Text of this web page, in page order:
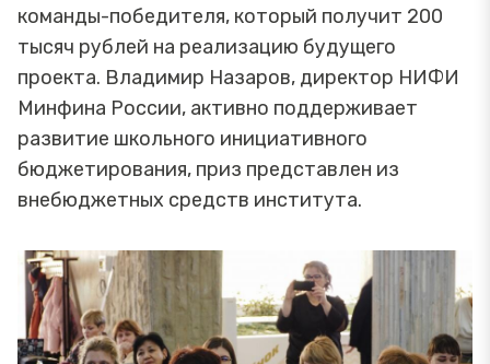
команды-победителя, который получит 200
тысяч рублей на реализацию будущего
проекта. Владимир Назаров, директор НИФИ
Минфина России, активно поддерживает
развитие школьного инициативного
бюджетирования, приз представлен из
внебюджетных средств института.